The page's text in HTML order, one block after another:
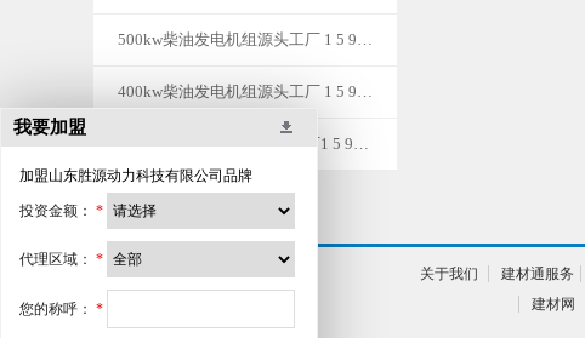
500kw柴油发电机组源头工厂 1 5 9-0 5 3 6-0 2 1 0
400kw柴油发电机组源头工厂 1 5 9-0 5 3 6-0 2 1 0
300kw柴油发电机组源头工厂1 5 9-0 5 3 6-0 2 1 0
我要加盟
加盟山东胜源动力科技有限公司 品牌
投资金额： *
代理区域： *
您的称呼： *
关于我们 建材通服务
建材网